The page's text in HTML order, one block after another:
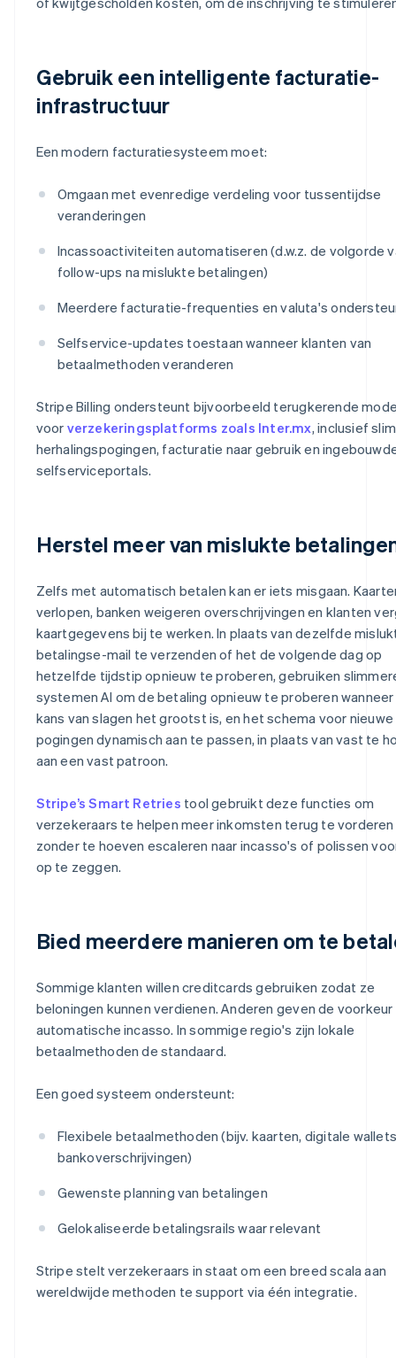
Gebruik een intelligente facturatie-
infrastructuur
Een modern facturatiesysteem moet:
Omgaan met evenredige verdeling voor tussentijdse
veranderingen
Incassoactiviteiten automatiseren (d.w.z. de volgorde
follow-ups na mislukte betalingen)
Meerdere facturatie-frequenties en valuta's
Selfservice-updates toestaan wanneer klanten van
betaalmethoden veranderen
Stripe Billing ondersteunt bijvoorbeeld terugkerende
voor verzekeringsplatforms zoals Inter.mx, inclusief
herhalingspogingen, facturatie naar gebruik en
selfserviceportals.
Herstel meer van mislukte
Zelfs met automatisch betalen kan er iets misgaan.
verlopen, banken weigeren overschrijvingen en klanten
kaartgegevens bij te werken. In plaats van dezelfde
betalingse-mail te verzenden of het de volgende dag op
hetzelfde tijdstip opnieuw te proberen, gebruiken
systemen AI om de betaling opnieuw te proberen
kans van slagen het grootst is, en het schema voor nieuwe
pogingen dynamisch aan te passen, in plaats van vast te
aan een vast patroon.
Stripe’s Smart Retries tool gebruikt deze functies om
verzekeraars te helpen meer inkomsten terug te vorderen
zonder te hoeven escaleren naar incasso's of polissen
op te zeggen.
Bied meerdere manieren om te
Sommige klanten willen creditcards gebruiken zodat ze
beloningen kunnen verdienen. Anderen geven de voorkeur
automatische incasso. In sommige regio's zijn lokale
betaalmethoden de standaard.
Een goed systeem ondersteunt:
Flexibele betaalmethoden (bijv. kaarten, digitale
bankoverschrijvingen)
Gewenste planning van betalingen
Gelokaliseerde betalingsrails waar relevant
Stripe stelt verzekeraars in staat om een breed scala aan
wereldwijde methoden te support via één integratie.